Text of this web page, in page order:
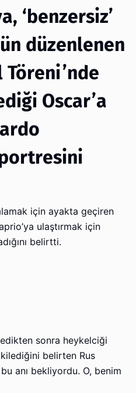
‘benzersiz’
düzenlenen
Oscar’a
için ayakta geçiren
ulaştırmak için
belirtti.
sonra heykelciği
belirten Rus
anı bekliyordu. O, benim